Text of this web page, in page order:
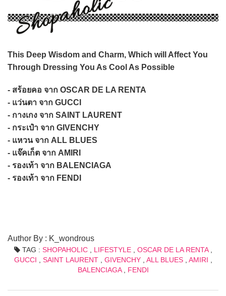
This Deep Wisdom and Charm, Which will Affect You
Through Dressing You As Cool As Possible
- สร้อยคอ จาก OSCAR DE LA RENTA
- แว่นตา จาก GUCCI
- กางเกง จาก SAINT LAURENT
- กระเป๋า จาก GIVENCHY
- แหวน จาก ALL BLUES
- แจ๊คเก็ต จาก AMIRI
- รองเท้า จาก BALENCIAGA
- รองเท้า จาก FENDI
Author By : K_wondrous
TAG : SHOPAHOLIC, LIFESTYLE, OSCAR DE LA RENTA,
GUCCI
SAINT LAURENT, GIVENCHY, ALL BLUES, AMIRI
BALENCIAGA, FENDI